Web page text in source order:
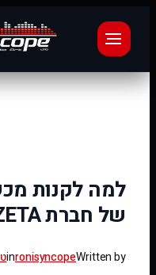
לדלג
למה לקנות
של חברת ZETA?
Written by
ronisyncope
in